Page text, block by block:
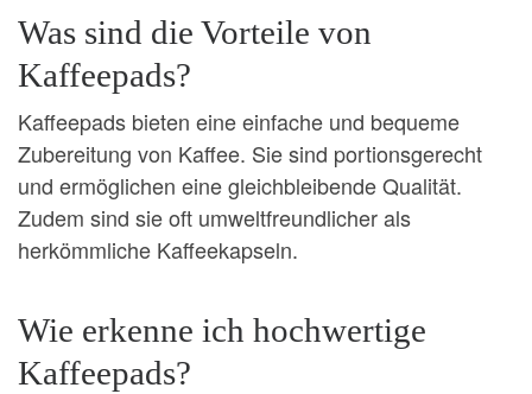
Was sind die Vorteile von
Kaffeepads?
Kaffeepads bieten eine einfache und bequeme
Zubereitung von Kaffee. Sie sind portionsgerecht
und ermöglichen eine gleichbleibende Qualität.
Zudem sind sie oft umweltfreundlicher als
herkömmliche Kaffeekapseln.
Wie erkenne ich hochwertige
Kaffeepads?